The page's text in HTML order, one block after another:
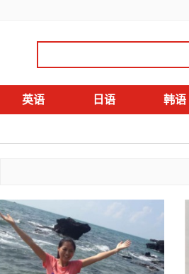
英语 日语 韩语